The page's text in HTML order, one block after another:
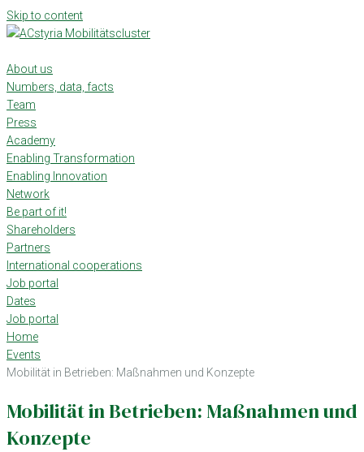
Skip to content
About us
Numbers, data, facts
Team
Press
Academy
Enabling Transformation
Enabling Innovation
Network
Be part of it!
Shareholders
Partners
International cooperations
Job portal
Dates
Job portal
Home
Events
Mobilität in Betrieben: Maßnahmen und Konzepte
Mobilität in Betrieben: Maßnahmen und
Konzepte